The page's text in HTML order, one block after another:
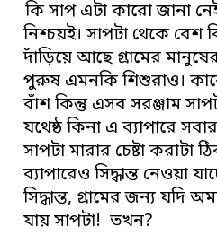
কি সাপ এটা কারো জানা
নিশ্চয়ই। সাপটা থেকে বেশ
দাঁড়িয়ে আছে গ্রামের
পুরুষ এমনকি শিশুরাও।
বাঁশ কিন্তু এসব সরঞ্জাম
যথেষ্ঠ কিনা এ ব্যাপারে
সাপটা মারার চেষ্টা করাটা
ব্যাপারেও সিদ্ধান্ত নেওয়া
সিদ্ধান্ত, গ্রামের জন্য যদি
যায় সাপটা! তখন?